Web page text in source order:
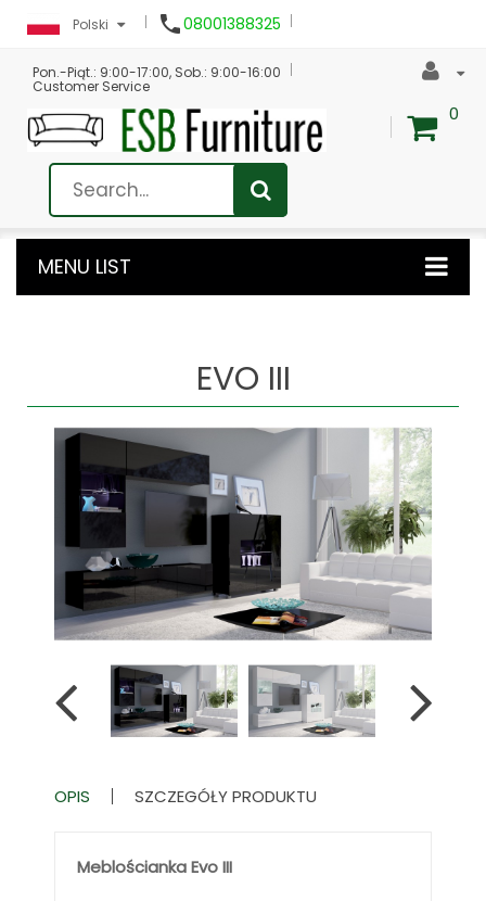
Polski 08001388325
Pon.-Piąt.: 9:00-17:00, Sob.: 9:00-16:00
Customer Service
0
MENU LIST
EVO III
OPIS SZCZEGÓŁY PRODUKTU
Meblościanka Evo III